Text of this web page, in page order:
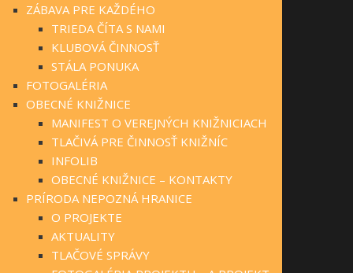
ZÁBAVA PRE KAŽDÉHO
TRIEDA ČÍTA S NAMI
KLUBOVÁ ČINNOSŤ
STÁLA PONUKA
FOTOGALÉRIA
OBECNÉ KNIŽNICE
MANIFEST O VEREJNÝCH KNIŽNICIACH
TLAČIVÁ PRE ČINNOSŤ KNIŽNÍC
INFOLIB
OBECNÉ KNIŽNICE – KONTAKTY
PRÍRODA NEPOZNÁ HRANICE
O PROJEKTE
AKTUALITY
TLAČOVÉ SPRÁVY